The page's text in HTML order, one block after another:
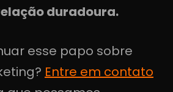
duradoura.
esse papo sobre
Entre em contato